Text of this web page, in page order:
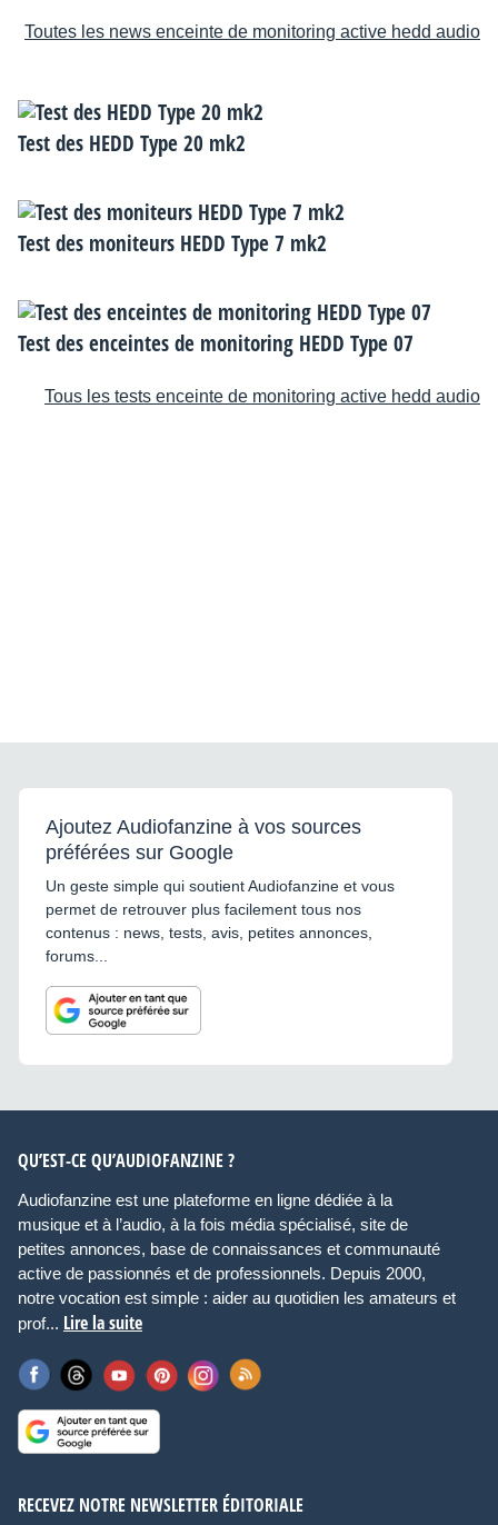
Toutes les news enceinte de monitoring active hedd audio
Test des HEDD Type 20 mk2
Test des moniteurs HEDD Type 7 mk2
Test des enceintes de monitoring HEDD Type 07
Tous les tests enceinte de monitoring active hedd audio
Ajoutez Audiofanzine à vos sources
préférées sur Google
Un geste simple qui soutient Audiofanzine et vous
permet de retrouver plus facilement tous nos
contenus : news, tests, avis, petites annonces,
forums...
QU’EST-CE QU’AUDIOFANZINE ?
Audiofanzine est une plateforme en ligne dédiée à la
musique et à l’audio, à la fois média spécialisé, site de
petites annonces, base de connaissances et communauté
active de passionnés et de professionnels. Depuis 2000,
notre vocation est simple : aider au quotidien les amateurs et
prof... Lire la suite
RECEVEZ NOTRE NEWSLETTER ÉDITORIALE